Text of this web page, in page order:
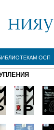
ОСП